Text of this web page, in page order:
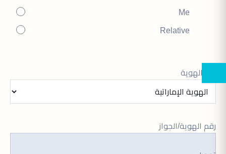
Me
Relative
نوع الهوية
رقم الهوية/الجواز